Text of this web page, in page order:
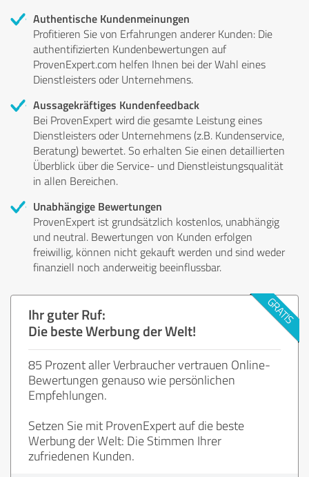
Authentische Kundenmeinungen
Profitieren Sie von Erfahrungen anderer Kunden: Die
authentifizierten Kundenbewertungen auf
ProvenExpert.com helfen Ihnen bei der Wahl eines
Dienstleisters oder Unternehmens.
Aussagekräftiges Kundenfeedback
Bei ProvenExpert wird die gesamte Leistung eines
Dienstleisters oder Unternehmens (z.B. Kundenservice,
Beratung) bewertet. So erhalten Sie einen detaillierten
Überblick über die Service- und Dienstleistungsqualität
in allen Bereichen.
Unabhängige Bewertungen
ProvenExpert ist grundsätzlich kostenlos, unabhängig
und neutral. Bewertungen von Kunden erfolgen
freiwillig, können nicht gekauft werden und sind weder
finanziell noch anderweitig beeinflussbar.
Ihr guter Ruf:
Die beste Werbung der Welt!
85 Prozent aller Verbraucher vertrauen Online-
Bewertungen genauso wie persönlichen
Empfehlungen.
Setzen Sie mit ProvenExpert auf die beste
Werbung der Welt: Die Stimmen Ihrer
zufriedenen Kunden.